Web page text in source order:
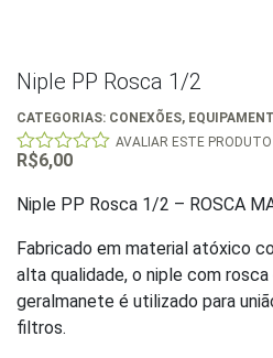
Niple PP Rosca 1/2
CATEGORIAS: CONEXÕES,
0
of
5
AVALIAR ESTE PRODUTO
R$6,00
Niple PP Rosca 1/2 – ROSCA
Fabricado em material atóxico
alta qualidade, o niple com
geralmanete é utilizado para
filtros.